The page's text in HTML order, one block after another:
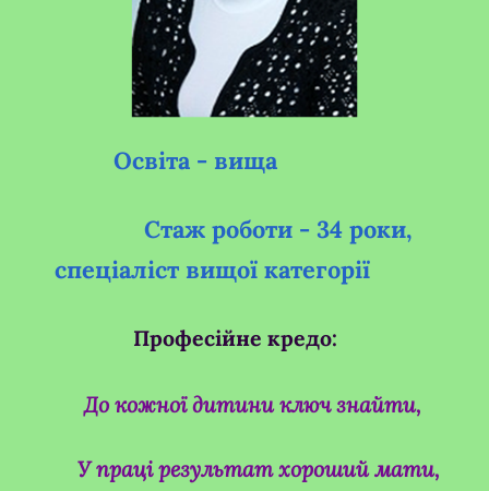
Освіта - вища
Стаж роботи - 34 роки,
спеціаліст вищої категорії
Професійне кредо:
До кожної дитини ключ знайти,
У праці результат хороший мати,